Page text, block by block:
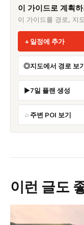
이 가이드로 계획하
이 가이드를 경로, 지
일정에 추가
지도에서 경로 보
7일 플랜 생성
주변 POI 보기
이런 글도